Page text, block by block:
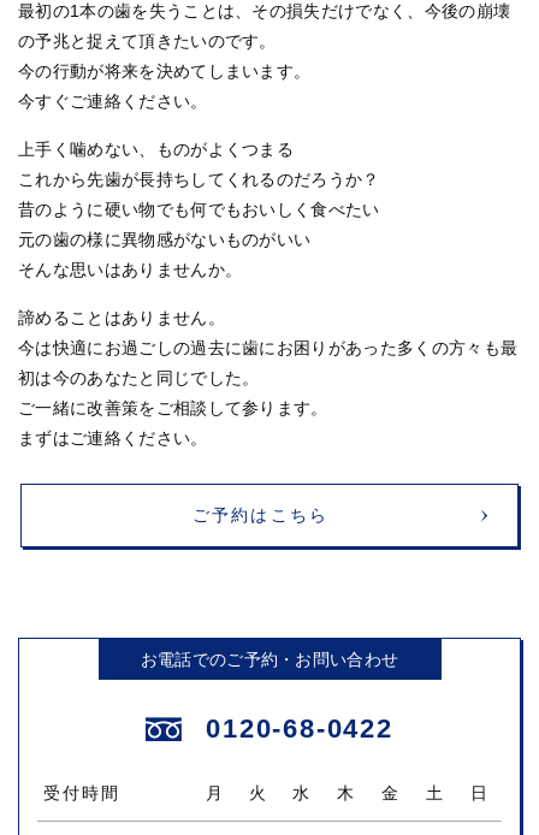
最初の1本の歯を失うことは、その損失だけでなく、今後の崩壊
の予兆と捉えて頂きたいのです。
今の行動が将来を決めてしまいます。
今すぐご連絡ください。
上手く噛めない、ものがよくつまる
これから先歯が長持ちしてくれるのだろうか？
昔のように硬い物でも何でもおいしく食べたい
元の歯の様に異物感がないものがいい
そんな思いはありませんか。
諦めることはありません。
今は快適にお過ごしの過去に歯にお困りがあった多くの方々も最
初は今のあなたと同じでした。
ご一緒に改善策をご相談して参ります。
まずはご連絡ください。
ご予約はこちら
お電話でのご予約・お問い合わせ
0120-68-0422
受付時間 月 火 水 木 金 土 日